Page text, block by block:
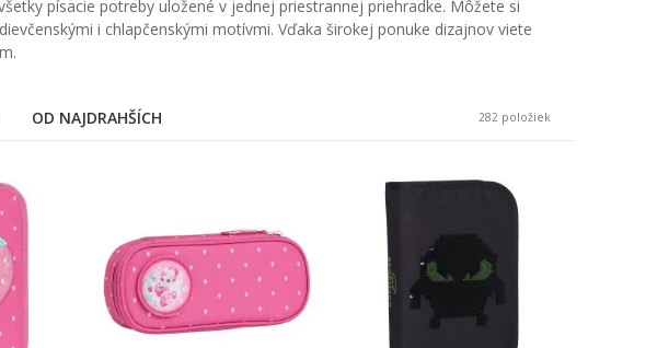
písacie potreby uložené v jednej priestrannej priehradke. Môžete si
i chlapčenskými motívmi. Vďaka širokej ponuke dizajnov viete
OD NAJDRAHŠÍCH 282 položiek